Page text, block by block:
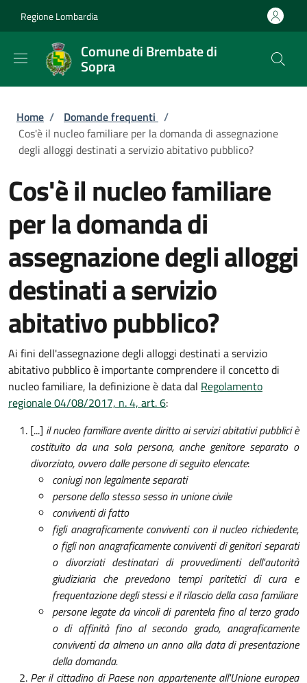
Regione Lombardia
Comune di Brembate di
Sopra
Briciole di pane
Home / Domande frequenti /
Cos'è il nucleo familiare per la domanda di assegnazione
degli alloggi destinati a servizio abitativo pubblico?
Cos'è il nucleo familiare
per la domanda di
assegnazione degli alloggi
destinati a servizio
abitativo pubblico?
Ai fini dell'assegnazione degli alloggi destinati a servizio
abitativo pubblico è importante comprendere il concetto di
nucleo familiare, la definizione è data dal Regolamento
regionale 04/08/2017, n. 4, art. 6:
[...] il nucleo familiare avente diritto ai servizi abitativi pubblici è
costituito da una sola persona, anche genitore separato o
divorziato, ovvero dalle persone di seguito elencate:
coniugi non legalmente separati
persone dello stesso sesso in unione civile
conviventi di fatto
figli anagraficamente conviventi con il nucleo richiedente,
o figli non anagraficamente conviventi di genitori separati
o divorziati destinatari di provvedimenti dell'autorità
giudiziaria che prevedono tempi paritetici di cura e
frequentazione degli stessi e il rilascio della casa familiare
persone legate da vincoli di parentela fino al terzo grado
o di affinità fino al secondo grado, anagraficamente
conviventi da almeno un anno alla data di presentazione
della domanda.
Per il cittadino di Paese non appartenente all'Unione europea